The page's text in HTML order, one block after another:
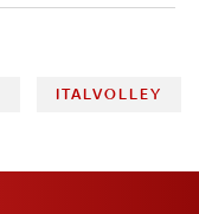
ITALVOLLEY